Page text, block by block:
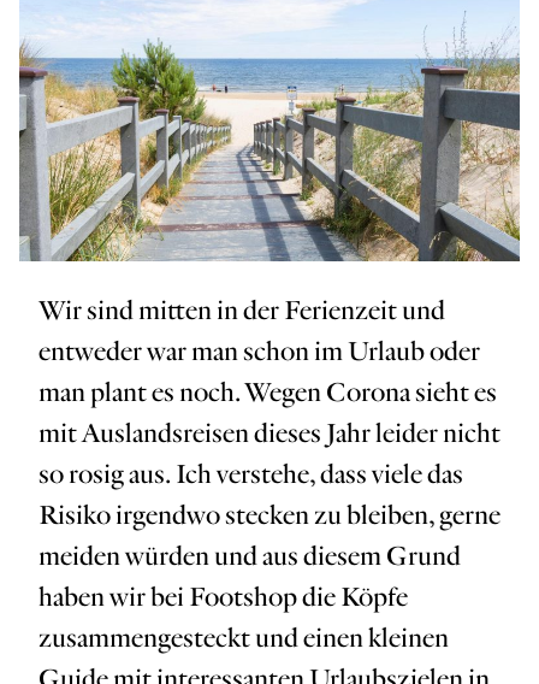
Wir sind mitten in der Ferienzeit und
entweder war man schon im Urlaub oder
man plant es noch. Wegen Corona sieht es
mit Auslandsreisen dieses Jahr leider nicht
so rosig aus. Ich verstehe, dass viele das
Risiko irgendwo stecken zu bleiben, gerne
meiden würden und aus diesem Grund
haben wir bei Footshop die Köpfe
zusammengesteckt und einen kleinen